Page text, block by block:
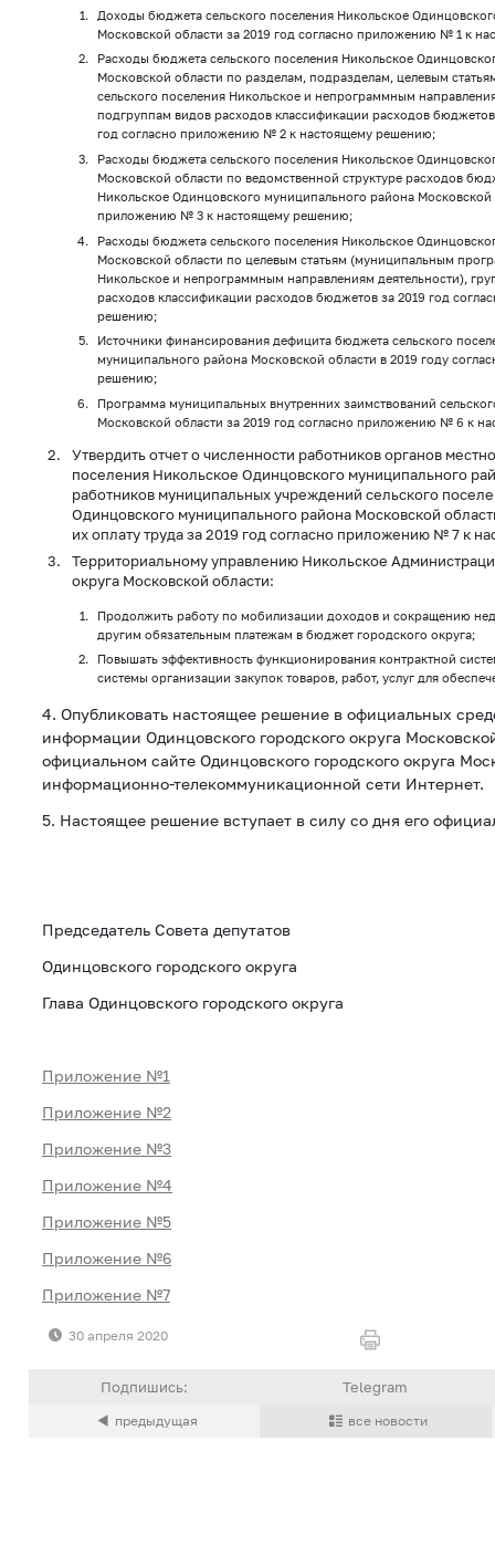
Доходы бюджета сельского поселения Никольское
Московской области за 2019 год согласно приложению № 1 к
Расходы бюджета сельского поселения Никольское
Московской области по разделам, подразделам, целевым
сельского поселения Никольское и непрограммным
подгруппам видов расходов классификации расходов
год согласно приложению № 2 к настоящему решению;
Расходы бюджета сельского поселения Никольское
Московской области по ведомственной структуре расходов
Никольское Одинцовского муниципального района Московской
приложению № 3 к настоящему решению;
Расходы бюджета сельского поселения Никольское
Московской области по целевым статьям (муниципальным
Никольское и непрограммным направлениям деятельности),
расходов классификации расходов бюджетов за 2019 год
решению;
Источники финансирования дефицита бюджета сельского
муниципального района Московской области в 2019 году
решению;
Программа муниципальных внутренних заимствований
Московской области за 2019 год согласно приложению № 6 к
Утвердить отчет о численности работников органов
поселения Никольское Одинцовского муниципального
работников муниципальных учреждений сельского
Одинцовского муниципального района Московской
их оплату труда за 2019 год согласно приложению № 7 к
Территориальному управлению Никольское
округа Московской области:
Продолжить работу по мобилизации доходов и сокращению
другим обязательным платежам в бюджет городского округа;
Повышать эффективность функционирования контрактной
системы организации закупок товаров, работ, услуг для
4. Опубликовать настоящее решение в официальных
информации Одинцовского городского округа
официальном сайте Одинцовского городского округа
информационно-телекоммуникационной сети Интернет.
5. Настоящее решение вступает в силу со дня его
Председатель Совета депутатов
Одинцовского городского округа
Глава Одинцовского городского округа
Приложение №1
Приложение №2
Приложение №3
Приложение №4
Приложение №5
Приложение №6
Приложение №7
30 апреля 2020